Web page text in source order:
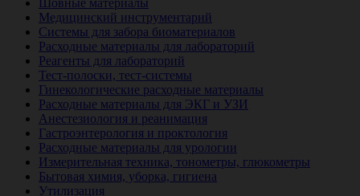
Шовные материалы
Медицинский инструментарий
Системы для забора биоматериалов
Расходные материалы для лабораторий
Реагенты для лабораторий
Тест-полоски, тест-системы
Гинекологические расходные материалы
Расходные материалы для ЭКГ и УЗИ
Анестезиология и реанимация
Гастроэнтерология и проктология
Расходные материалы для урологии
Измерительная техника, тонометры, глюкометры
Бытовая химия, уборка, гигиена
Утилизация